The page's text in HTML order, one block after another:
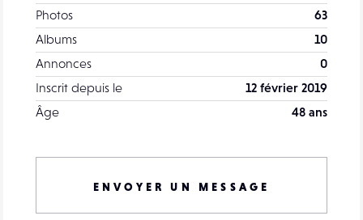
Photos
63
Albums
10
Annonces
0
Inscrit depuis le
12 février 2019
Âge
48 ans
ENVOYER UN MESSAGE